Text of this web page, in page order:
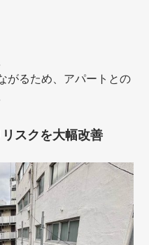
がるため、アパートとの
スクを大幅改善